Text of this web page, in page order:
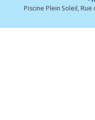
Piscine Plein Soleil,